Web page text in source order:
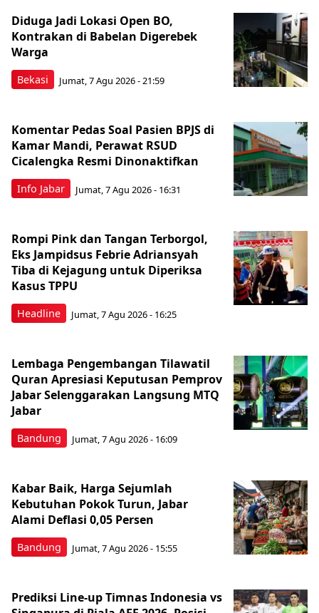
Bekasi
Diduga Jadi Lokasi Open BO,
Kontrakan di Babelan Digerebek
Warga
Jumat, 7 Agu 2026 - 21:59
Info Jabar
Komentar Pedas Soal Pasien BPJS di
Kamar Mandi, Perawat RSUD
Cicalengka Resmi Dinonaktifkan
Jumat, 7 Agu 2026 - 16:31
Headline
Rompi Pink dan Tangan Terborgol,
Eks Jampidsus Febrie Adriansyah
Tiba di Kejagung untuk Diperiksa
Kasus TPPU
Jumat, 7 Agu 2026 - 16:25
Bandung
Lembaga Pengembangan Tilawatil
Quran Apresiasi Keputusan Pemprov
Jabar Selenggarakan Langsung MTQ
Jabar
Jumat, 7 Agu 2026 - 16:09
Bandung
Kabar Baik, Harga Sejumlah
Kebutuhan Pokok Turun, Jabar
Alami Deflasi 0,05 Persen
Jumat, 7 Agu 2026 - 15:55
Prediksi Line-up Timnas Indonesia vs